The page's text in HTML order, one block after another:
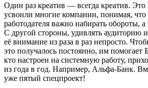
Один раз креатив — всегда креатив. Это
усвоили многие компании, понимая, что
работодателя важно набирать обороты, а
С другой стороны, удивлять аудиторию
её внимание из раза в раз непросто.
это получалось постоянно, им помогает
кто настроен на системную работу,
из года в год. Например, Альфа-Банк.
уже пятый спецпроект!